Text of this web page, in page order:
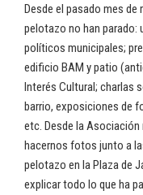
Desde el pasado mes
pelotazo no han parado:
políticos municipales;
edificio BAM y patio
Interés Cultural; charlas
barrio, exposiciones de
etc. Desde la
hacernos fotos junto a
pelotazo en la Plaza de
explicar todo lo que ha